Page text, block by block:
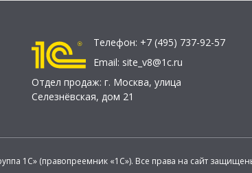
Телефон: +7 (495) 737-92-57
Email: site_v8@1c.ru
Отдел продаж: г. Москва, улица
Селезнёвская, дом 21
1С» (правопреемник «1С»). Все права на сайт